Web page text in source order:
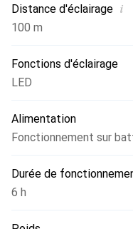
L'Esperanza EOT067
constituant ainsi une
Distance d'éclairage i
100 m
Fonctions d'éclairage
LED
Alimentation
Fonctionnement sur
Durée de
6 h